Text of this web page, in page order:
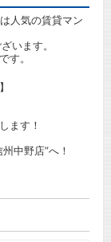
人気の賃貸マン
います。
す。
ます！
中野店”へ！